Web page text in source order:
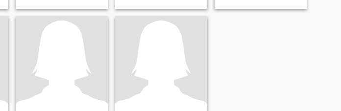
ante cualquier circunstancia,
Constante,
Cordial,Comprensiva,
Cuidadosa, Curiosa,
Decidida, Diligente,
Dialogadora, Discreta,
Equitativa, Eficaz, Empática,
Esforzada, Esperanzadora,
Exigente, siempre con mucha
♥️💃🏻👩🏻‍💻